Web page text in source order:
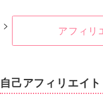
アフィリ
自己アフィリエイト